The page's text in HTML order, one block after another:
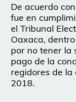
De acuerdo
fue en
el Tribunal
Oaxaca,
por no tener la
pago de la
regidores de
2018.